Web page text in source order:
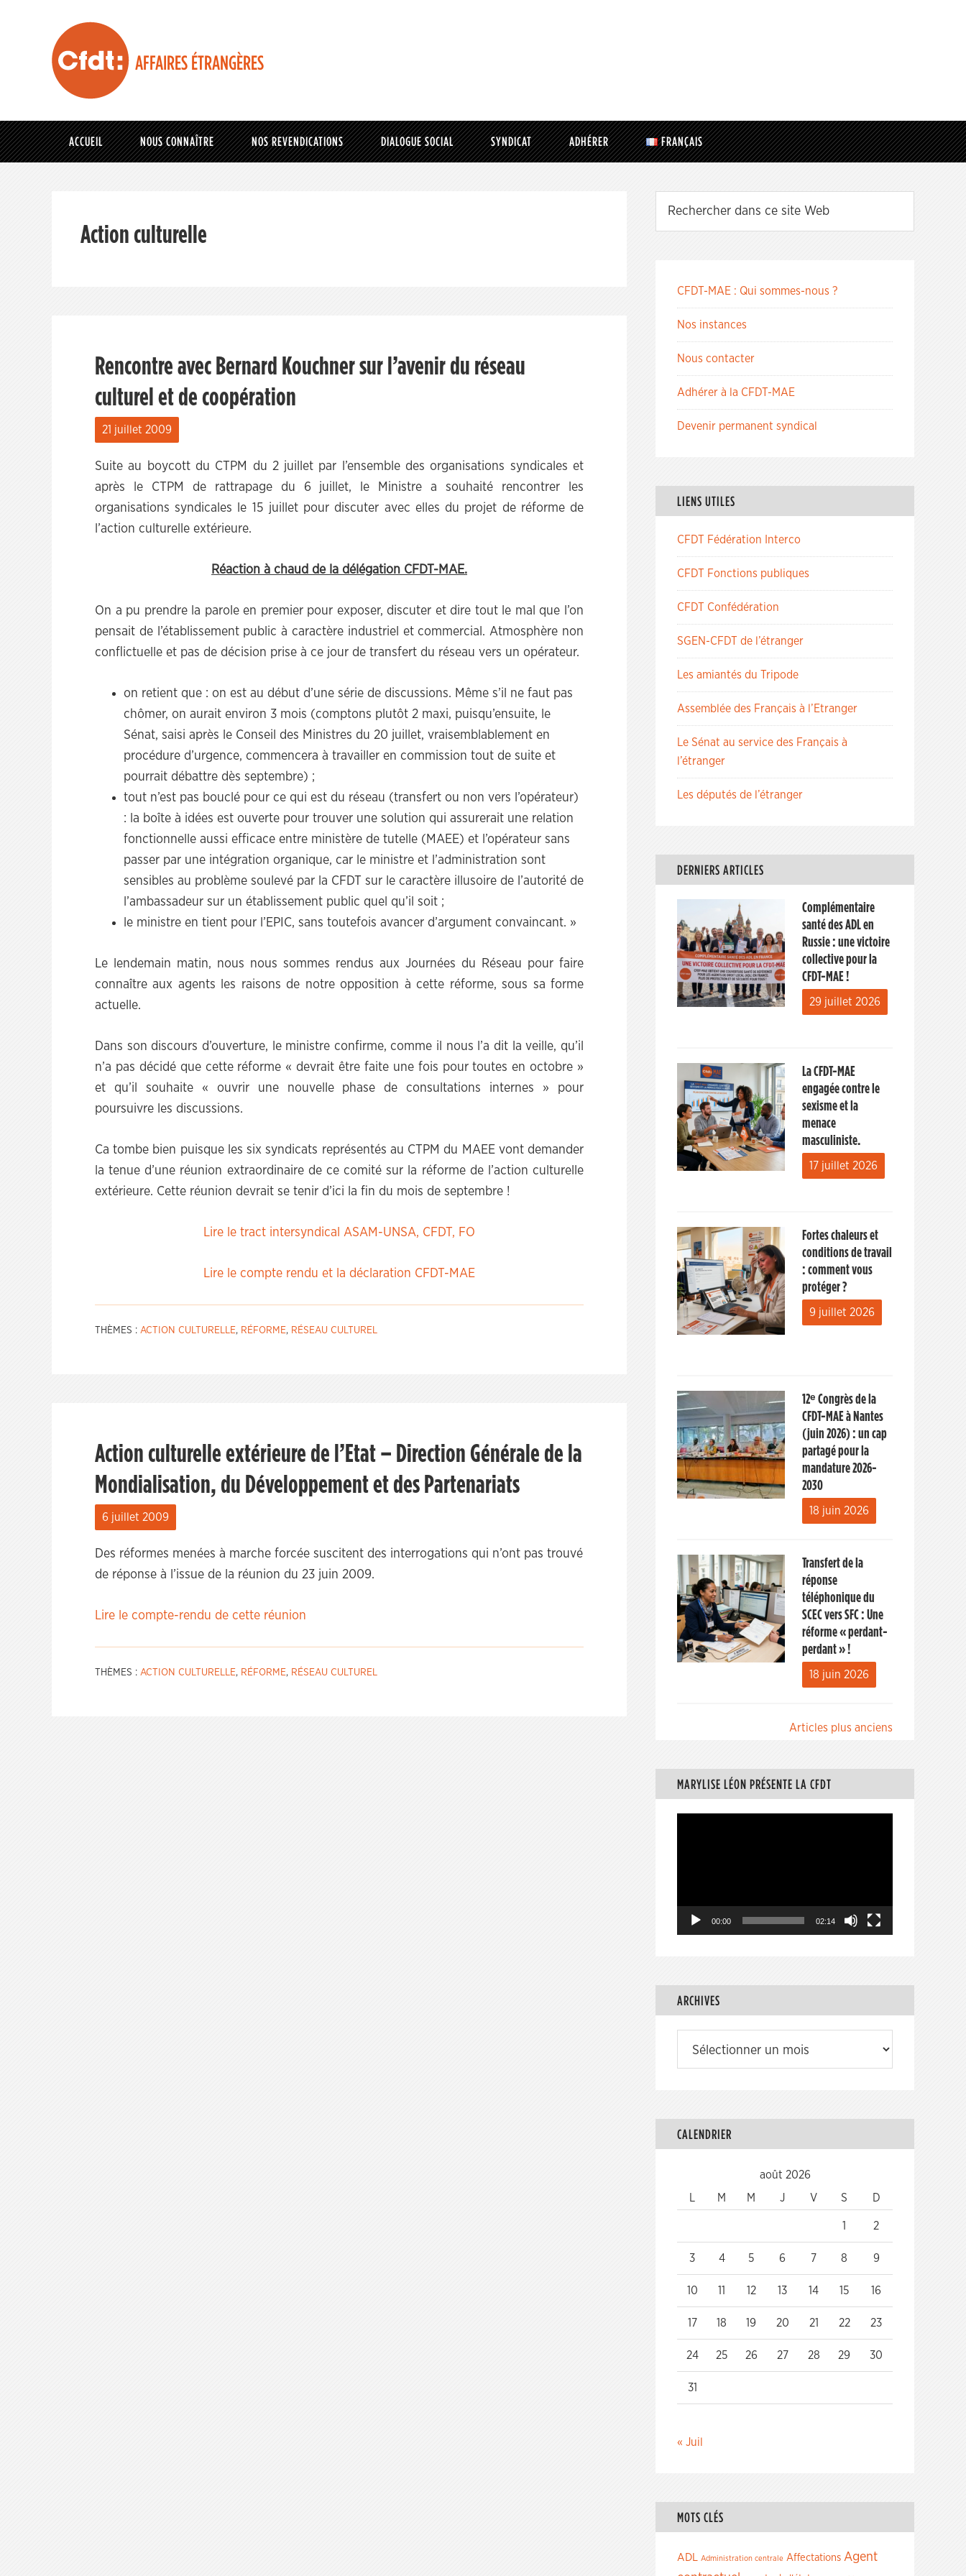
AFFAIRES ÉTRANGÈRES
ACCUEIL NOUS CONNAÎTRE NOS REVENDICATIONS DIALOGUE SOCIAL SYNDICAT ADHÉRER FRANÇAIS
Action culturelle
Rencontre avec Bernard Kouchner sur l’avenir du réseau
culturel et de coopération
21 juillet 2009
Suite au boycott du CTPM du 2 juillet par l’ensemble des organisations syndicales et
après le CTPM de rattrapage du 6 juillet, le Ministre a souhaité rencontrer les
organisations syndicales le 15 juillet pour discuter avec elles du projet de réforme de
l’action culturelle extérieure.
Réaction à chaud de la délégation CFDT-MAE.
On a pu prendre la parole en premier pour exposer, discuter et dire tout le mal que l’on
pensait de l’établissement public à caractère industriel et commercial. Atmosphère non
conflictuelle et pas de décision prise à ce jour de transfert du réseau vers un opérateur.
on retient que : on est au début d’une série de discussions. Même s’il ne faut pas
chômer, on aurait environ 3 mois (comptons plutôt 2 maxi, puisqu’ensuite, le
Sénat, saisi après le Conseil des Ministres du 20 juillet, vraisemblablement en
procédure d’urgence, commencera à travailler en commission tout de suite et
pourrait débattre dès septembre) ;
tout n’est pas bouclé pour ce qui est du réseau (transfert ou non vers l’opérateur)
: la boîte à idées est ouverte pour trouver une solution qui assurerait une relation
fonctionnelle aussi efficace entre ministère de tutelle (MAEE) et l’opérateur sans
passer par une intégration organique, car le ministre et l’administration sont
sensibles au problème soulevé par la CFDT sur le caractère illusoire de l’autorité de
l’ambassadeur sur un établissement public quel qu’il soit ;
le ministre en tient pour l’EPIC, sans toutefois avancer d’argument convaincant. »
Le lendemain matin, nous nous sommes rendus aux Journées du Réseau pour faire
connaître aux agents les raisons de notre opposition à cette réforme, sous sa forme
actuelle.
Dans son discours d’ouverture, le ministre confirme, comme il nous l’a dit la veille, qu’il
n’a pas décidé que cette réforme « devrait être faite une fois pour toutes en octobre »
et qu’il souhaite « ouvrir une nouvelle phase de consultations internes » pour
poursuivre les discussions.
Ca tombe bien puisque les six syndicats représentés au CTPM du MAEE vont demander
la tenue d’une réunion extraordinaire de ce comité sur la réforme de l’action culturelle
extérieure. Cette réunion devrait se tenir d’ici la fin du mois de septembre !
Lire le tract intersyndical ASAM-UNSA, CFDT, FO
Lire le compte rendu et la déclaration CFDT-MAE
THÈMES : ACTION CULTURELLE, RÉFORME, RÉSEAU CULTUREL
Action culturelle extérieure de l’Etat – Direction Générale de la
Mondialisation, du Développement et des Partenariats
6 juillet 2009
Des réformes menées à marche forcée suscitent des interrogations qui n’ont pas trouvé
de réponse à l’issue de la réunion du 23 juin 2009.
Lire le compte-rendu de cette réunion
THÈMES : ACTION CULTURELLE, RÉFORME, RÉSEAU CULTUREL
CFDT-MAE : Qui sommes-nous ?
Nos instances
Nous contacter
Adhérer à la CFDT-MAE
Devenir permanent syndical
LIENS UTILES
CFDT Fédération Interco
CFDT Fonctions publiques
CFDT Confédération
SGEN-CFDT de l’étranger
Les amiantés du Tripode
Assemblée des Français à l’Etranger
Le Sénat au service des Français à
l’étranger
Les députés de l’étranger
DERNIERS ARTICLES
Complémentaire
santé des ADL en
Russie : une victoire
collective pour la
CFDT-MAE !
29 juillet 2026
La CFDT-MAE
engagée contre le
sexisme et la
menace
masculiniste.
17 juillet 2026
Fortes chaleurs et
conditions de travail
: comment vous
protéger ?
9 juillet 2026
12ᵉ Congrès de la
CFDT-MAE à Nantes
(juin 2026) : un cap
partagé pour la
mandature 2026-
2030
18 juin 2026
Transfert de la
réponse
téléphonique du
SCEC vers SFC : Une
réforme « perdant-
perdant » !
18 juin 2026
articles
Articles plus anciens
MARYLISE LÉON PRÉSENTE LA CFDT
00:00 02:14
ARCHIVES
CALENDRIER
août 2026
M M J V S D
1 2
3 4 5 6 7 8 9
10 11 12 13 14 15 16
17 18 19 20 21 22 23
24 25 26 27 28 29 30
31
« Juil
MOTS CLÉS
ADL Administration centrale Affectations Agent